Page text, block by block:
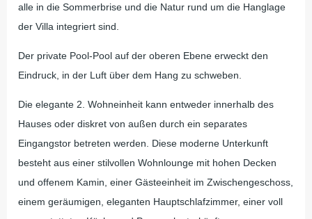
alle in die Sommerbrise und die Natur rund um die Hanglage
der Villa integriert sind.
Der private Pool-Pool auf der oberen Ebene erweckt den
Eindruck, in der Luft über dem Hang zu schweben.
Die elegante 2. Wohneinheit kann entweder innerhalb des
Hauses oder diskret von außen durch ein separates
Eingangstor betreten werden. Diese moderne Unterkunft
besteht aus einer stilvollen Wohnlounge mit hohen Decken
und offenem Kamin, einer Gästeeinheit im Zwischengeschoss,
einem geräumigen, eleganten Hauptschlafzimmer, einer voll